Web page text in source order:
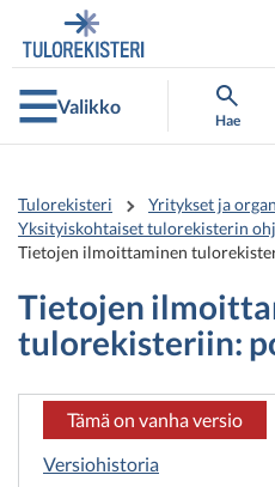
suoraan
sisältöön
koko
sivuston
hakuun
Valikko
Hae
Tulorekisteri
Yritykset ja
Yksityiskohtaiset tulorekisterin
Tietojen ilmoittaminen
Tietojen
tulorekisteriin:
Tämä on vanha versio
Versiohistoria